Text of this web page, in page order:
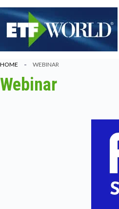
al
contenuto
HOME WEBINAR
Webinar